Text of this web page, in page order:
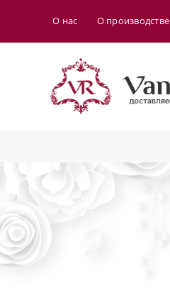
О нас О производстве